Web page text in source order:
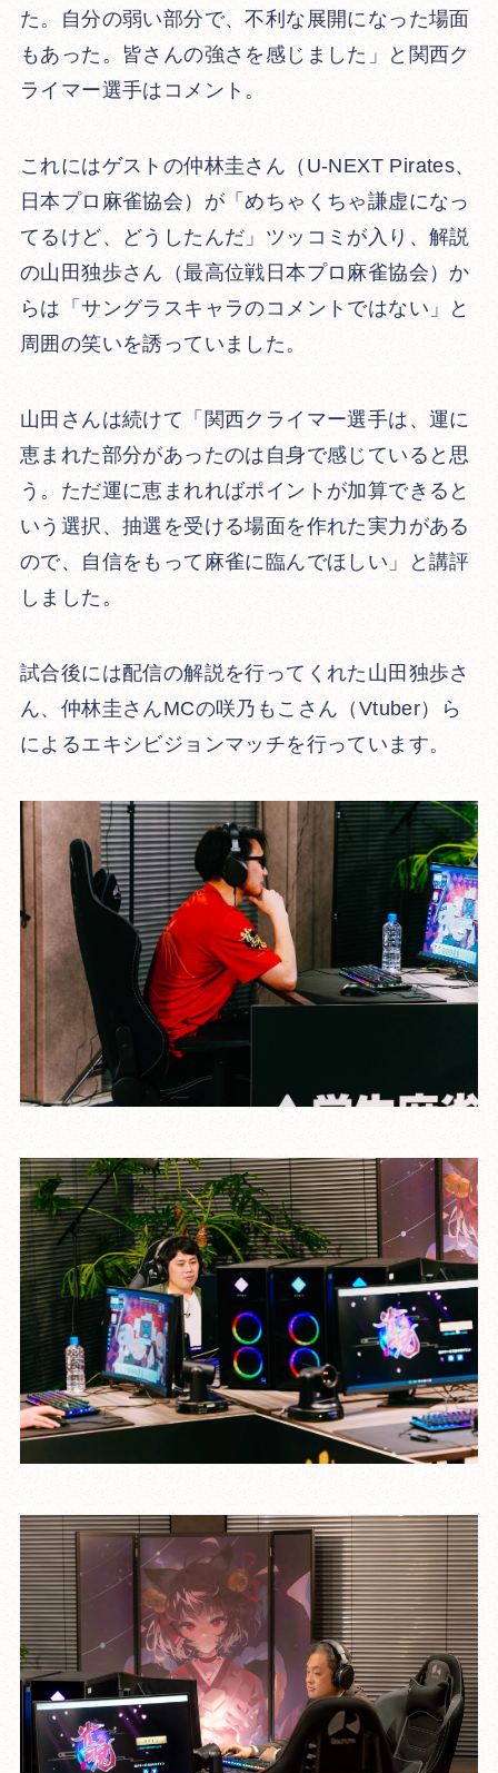
た。自分の弱い部分で、不利な展開になった場面
もあった。皆さんの強さを感じました」と関西ク
ライマー選手はコメント。
これにはゲストの仲林圭さん（U-NEXT Pirates、
日本プロ麻雀協会）が「めちゃくちゃ謙虚になっ
てるけど、どうしたんだ」ツッコミが入り、解説
の山田独歩さん（最高位戦日本プロ麻雀協会）か
らは「サングラスキャラのコメントではない」と
周囲の笑いを誘っていました。
山田さんは続けて「関西クライマー選手は、運に
恵まれた部分があったのは自身で感じていると思
う。ただ運に恵まれればポイントが加算できると
いう選択、抽選を受ける場面を作れた実力がある
ので、自信をもって麻雀に臨んでほしい」と講評
しました。
試合後には配信の解説を行ってくれた山田独歩さ
ん、仲林圭さんMCの咲乃もこさん（Vtuber）ら
によるエキシビジョンマッチを行っています。